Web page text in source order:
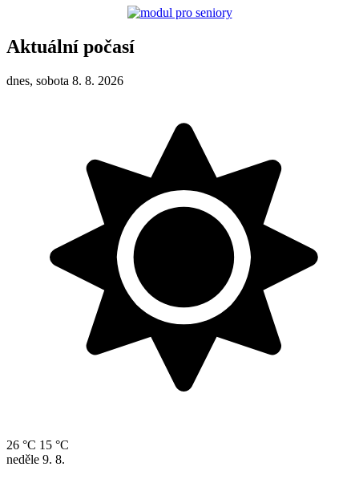
Aktuální počasí
dnes, sobota 8. 8. 2026
26 °C 15 °C
neděle 9. 8.